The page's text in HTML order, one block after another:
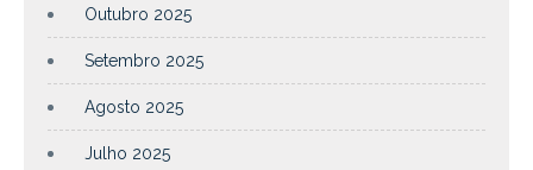
Outubro 2025
Setembro 2025
Agosto 2025
Julho 2025